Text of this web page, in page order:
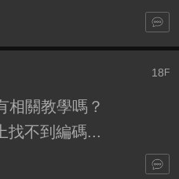
18F
相關教學嗎？
找不到編碼...